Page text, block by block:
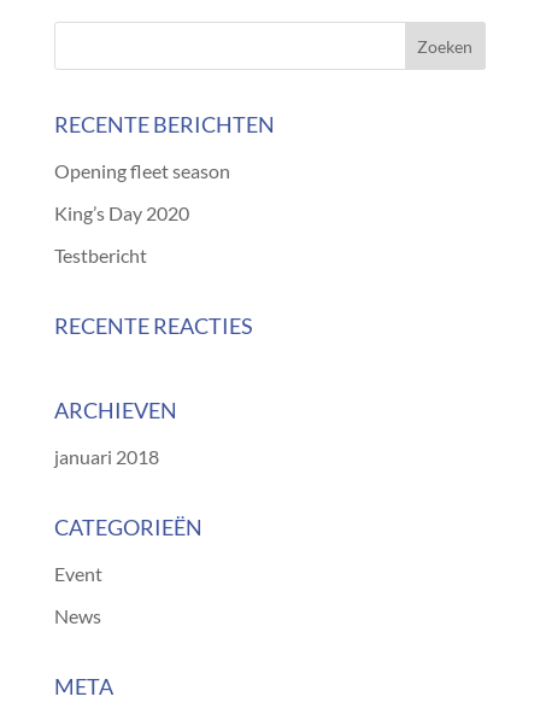
RECENTE BERICHTEN
Opening fleet season
King’s Day 2020
Testbericht
RECENTE REACTIES
ARCHIEVEN
januari 2018
CATEGORIEËN
Event
News
META